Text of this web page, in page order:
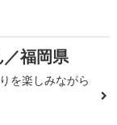
福岡県
を楽しみながら